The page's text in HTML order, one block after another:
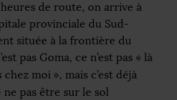
de route, on arrive à
provinciale du Sud-
située à la frontière du
pas Goma, ce n’est pas « là
chez moi », mais c’est déjà
ne pas être sur le sol